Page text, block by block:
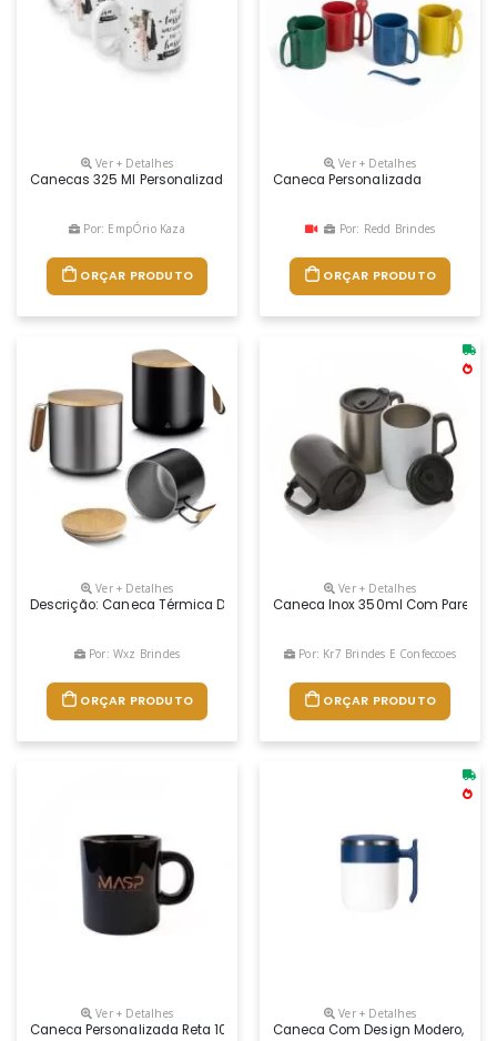
Ver + Detalhes
Canecas 325 Ml Personalizadas
Por: EmpÓrio Kaza
ORÇAR PRODUTO
Ver + Detalhes
Caneca Personalizada
Por: Redd Brindes
ORÇAR PRODUTO
Ver + Detalhes
Descrição: Caneca Térmica De Parede Dupla Em Inox, Com
Por: Wxz Brindes
ORÇAR PRODUTO
Ver + Detalhes
Caneca Inox 350ml Com Parede
Por: Kr7 Brindes E Confeccoes
ORÇAR PRODUTO
Ver + Detalhes
Caneca Personalizada Reta 100ml Preta
Ver + Detalhes
Caneca Com Design Modero,